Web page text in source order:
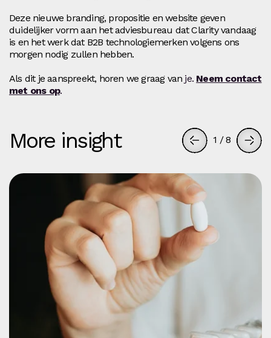
Deze nieuwe branding, propositie en website geven
duidelijker vorm aan het adviesbureau dat Clarity vandaag
is en het werk dat B2B technologiemerken volgens ons
morgen nodig zullen hebben.
Als dit je aanspreekt, horen we graag van je. Neem contact
met ons op.
More insight 1 /8